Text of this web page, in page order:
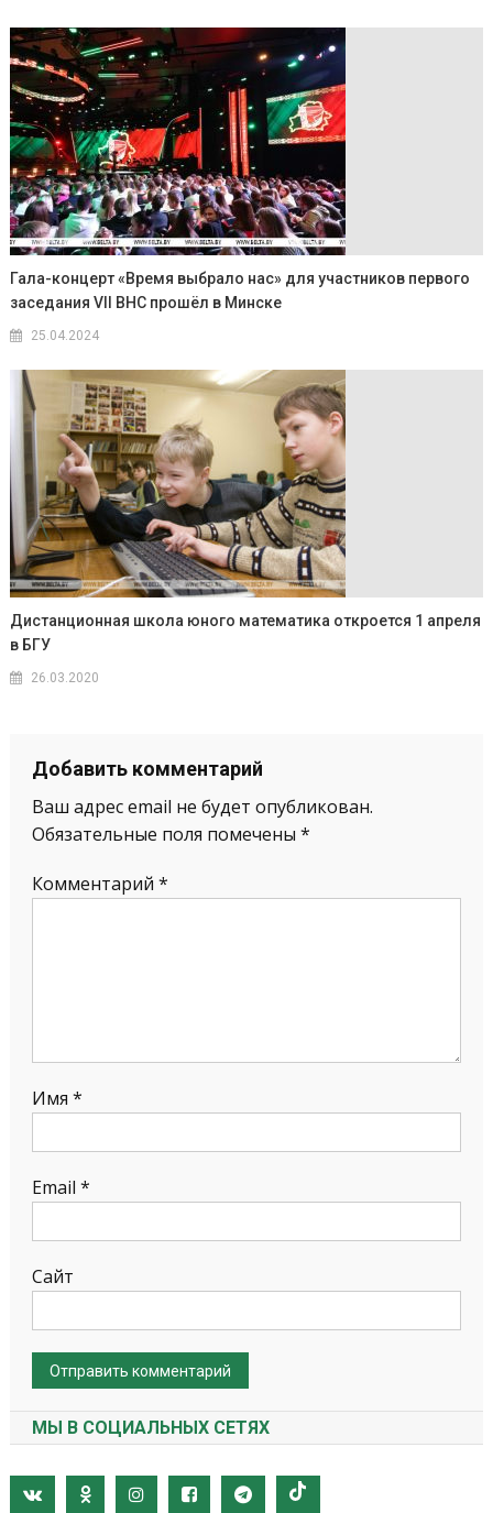
Гала-концерт «Время выбрало нас» для участников первого
заседания VII ВНС прошёл в Минске
25.04.2024
Дистанционная школа юного математика откроется 1 апреля
в БГУ
26.03.2020
Добавить комментарий
Ваш адрес email не будет опубликован.
Обязательные поля помечены *
Комментарий *
Имя *
Email *
Сайт
МЫ В СОЦИАЛЬНЫХ СЕТЯХ